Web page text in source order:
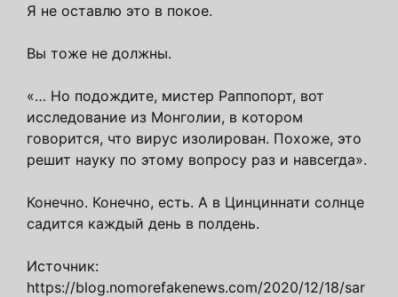
Я не оставлю это в покое.
Вы тоже не должны.
«… Но подождите, мистер Раппопорт, вот
исследование из Монголии, в котором
говорится, что вирус изолирован. Похоже, это
решит науку по этому вопросу раз и навсегда».
Конечно. Конечно, есть. А в Цинциннати солнце
садится каждый день в полдень.
Источник:
https://blog.nomorefakenews.com/2020/12/18/sar